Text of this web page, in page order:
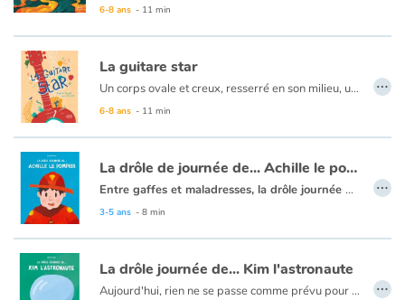
6-8 ans - 11 min
La guitare star
Un corps ovale et creux, resserré en son milieu, une ouïe ronde, cernée d'une rosace, un long manche, coiffé d'une tête munie de clefs, et de six cordes… c'est la guitare acoustique !
6-8 ans - 11 min
…
La drôle de journée de... Achille le pompier
Entre gaffes et maladresses, la drôle journée d'Achille est un album plein d'humour qui fera rire les petits et grands pompiers !
Les drôles journées de... est une série décalée et amusante autour des métiers !
3-5 ans - 8 min
…
La drôle journée de... Kim l'astronaute
Aujourd'hui, rien ne se passe comme prévu pour Kim l'astronaute ! Après avoir atterri sur une planète inconnue, elle va trouver, prélever, et analyser de nouvelles substances ! Mais des rencontres inattendues vont lui ouvrir de gourmands horizons ! …